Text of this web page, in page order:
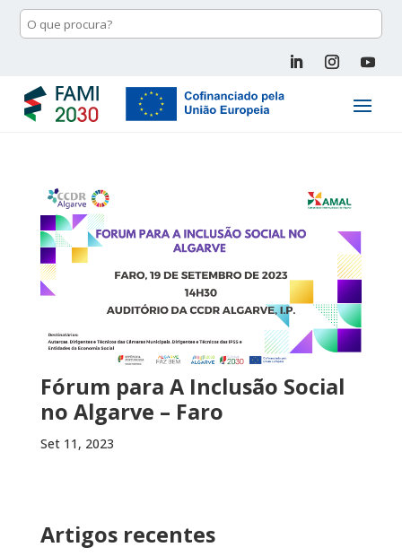
Fórum para A Inclusão Social
no Algarve – Faro
Set 11, 2023
Artigos recentes